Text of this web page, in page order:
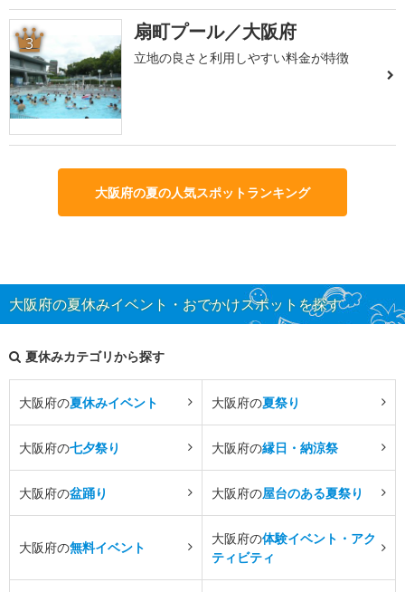
3 扇町プール／大阪府
立地の良さと利用しやすい料金が特徴
大阪府の夏の人気スポットランキング
大阪府の夏休みイベント・おでかけスポットを探す
夏休みカテゴリから探す
大阪府の夏休みイベント 大阪府の夏祭り
大阪府の七夕祭り 大阪府の縁日・納涼祭
大阪府の盆踊り 大阪府の屋台のある夏祭り
大阪府の無料イベント
大阪府の体験イベント・アク
ティビティ